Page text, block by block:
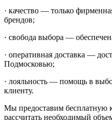
· качество — только
брендов;
· свобода выбора —
· оперативная доставка —
Подмосковью;
· лояльность — помощь в
клиенту.
Мы предоставим бесплатную
рассчитать необходимый